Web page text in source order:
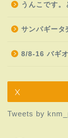
うんこです
サンパギータ
8/8-16 バギ
X
Tweets by